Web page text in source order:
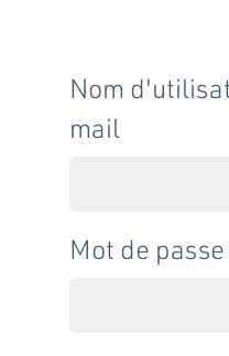
Nom
mail
Mot de passe